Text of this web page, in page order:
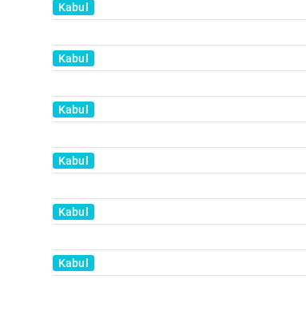
Kabul
Kabul
Kabul
Kabul
Kabul
Kabul